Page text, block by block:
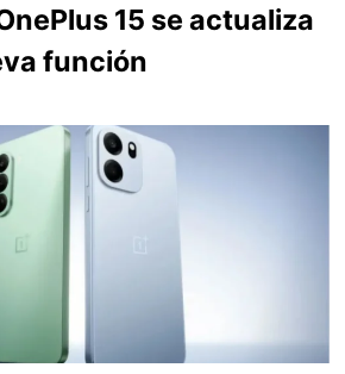
15 se actualiza
función